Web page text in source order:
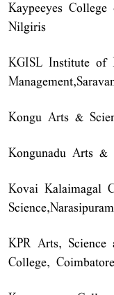
Kaypeeyes
Nilgiris
KGISL Institute of
Kongu Arts &
Kongunadu Arts &
Kovai Kalaimagal
KPR Arts, Science
College, Coimbatore